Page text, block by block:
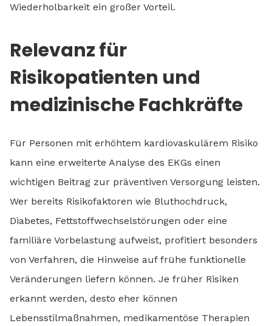
Wiederholbarkeit ein großer Vorteil.
Relevanz für
Risikopatienten und
medizinische Fachkräfte
Für Personen mit erhöhtem kardiovaskulärem Risiko
kann eine erweiterte Analyse des EKGs einen
wichtigen Beitrag zur präventiven Versorgung leisten.
Wer bereits Risikofaktoren wie Bluthochdruck,
Diabetes, Fettstoffwechselstörungen oder eine
familiäre Vorbelastung aufweist, profitiert besonders
von Verfahren, die Hinweise auf frühe funktionelle
Veränderungen liefern können. Je früher Risiken
erkannt werden, desto eher können
Lebensstilmaßnahmen, medikamentöse Therapien